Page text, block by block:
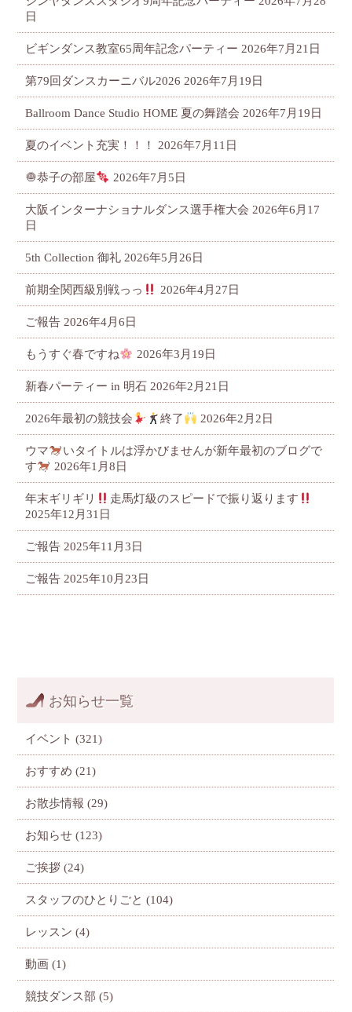
日
ビギンダンス教室65周年記念パーティー 2026年7月21日
第79回ダンスカーニバル2026 2026年7月19日
Ballroom Dance Studio HOME 夏の舞踏会 2026年7月19日
夏のイベント充実！！！ 2026年7月11日
🧅恭子の部屋 2026年7月5日
大阪インターナショナルダンス選手権大会 2026年6月17
日
5th Collection 御礼 2026年5月26日
前期全関西級別戦っっ 2026年4月27日
ご報告 2026年4月6日
もうすぐ春ですね 2026年3月19日
新春パーティー in 明石 2026年2月21日
2026年最初の競技会 終了 2026年2月2日
ウマ
いタイトルは浮かびませんが新年最初のブログで
す
2026年1月8日
年末ギリギリ
走馬灯級のスピードで振り返ります
2025年12月31日
ご報告 2025年11月3日
ご報告 2025年10月23日
お知らせ一覧
イベント (321)
おすすめ (21)
お散歩情報 (29)
お知らせ (123)
ご挨拶 (24)
スタッフのひとりごと (104)
レッスン (4)
動画 (1)
競技ダンス部 (5)